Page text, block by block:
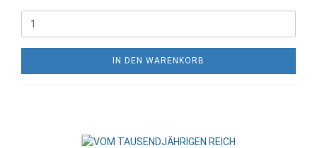
IN DEN WARENKORB